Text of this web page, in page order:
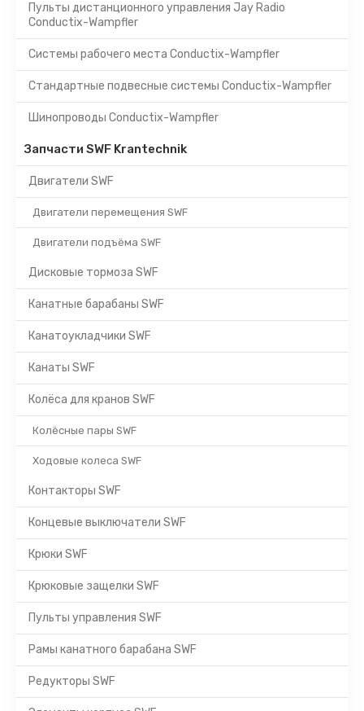
Пульты дистанционного управления Jay Radio
Conductix-Wampfler
Системы рабочего места Conductix-Wampfler
Стандартные подвесные системы Conductix-Wampfler
Шинопроводы Conductix-Wampfler
Запчасти SWF Krantechnik
Двигатели SWF
Двигатели перемещения SWF
Двигатели подъёма SWF
Дисковые тормоза SWF
Канатные барабаны SWF
Канатоукладчики SWF
Канаты SWF
Колёса для кранов SWF
Колёсные пары SWF
Ходовые колеса SWF
Контакторы SWF
Концевые выключатели SWF
Крюки SWF
Крюковые защелки SWF
Пульты управления SWF
Рамы канатного барабана SWF
Редукторы SWF